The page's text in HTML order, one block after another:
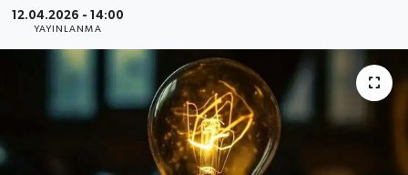
12.04.2026 - 14:00
YAYINLANMA
Spor
Haber Arşivi